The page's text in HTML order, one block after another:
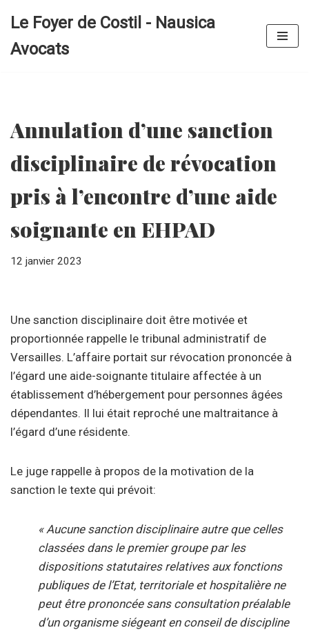
au
Le Foyer de Costil - Nausica
Avocats
Annulation d’une sanction
disciplinaire de révocation
pris à l’encontre d’une aide
soignante en EHPAD
12 janvier 2023
Une sanction disciplinaire doit être motivée et
proportionnée rappelle le tribunal administratif de
Versailles. L’affaire portait sur révocation prononcée à
l’égard une aide-soignante titulaire affectée à un
établissement d’hébergement pour personnes âgées
dépendantes. Il lui était reproché une maltraitance à
l’égard d’une résidente.
Le juge rappelle à propos de la motivation de la
sanction le texte qui prévoit:
« Aucune sanction disciplinaire autre que celles
classées dans le premier groupe par les
dispositions statutaires relatives aux fonctions
publiques de l’Etat, territoriale et hospitalière ne
peut être prononcée sans consultation préalable
d’un organisme siégeant en conseil de discipline